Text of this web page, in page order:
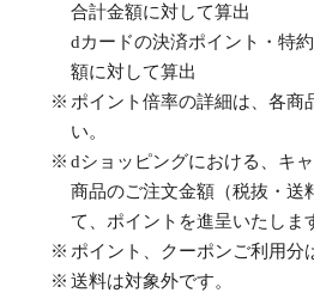
合計金額に対して算出
dカードの決済ポイント・特
額に対して算出
ポイント倍率の詳細は、各商
い。
dショッピングにおける、キ
商品のご注文金額（税抜・送
て、ポイントを進呈いたしま
ポイント、クーポンご利用分
送料は対象外です。